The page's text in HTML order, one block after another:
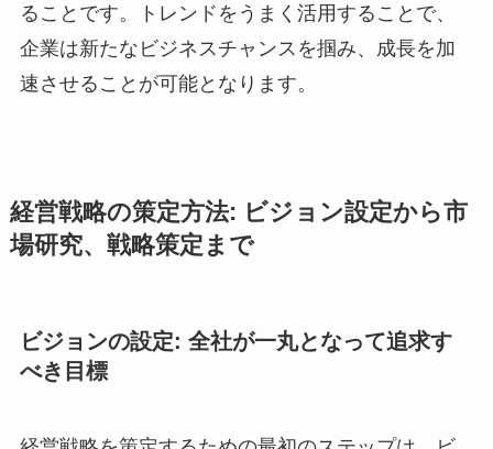
ることです。トレンドをうまく活用することで、
企業は新たなビジネスチャンスを掴み、成長を加
速させることが可能となります。
経営戦略の策定方法: ビジョン設定から市
場研究、戦略策定まで
ビジョンの設定: 全社が一丸となって追求す
べき目標